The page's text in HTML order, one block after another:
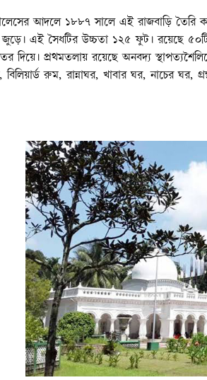
আদলে ১৮৮৭ সালে এই রাজবাড়ি তৈরি
এই সৈধটির উচ্চতা ১২৫ ফুট। রয়েছে
দিয়ে। প্রথমতলায় রয়েছে অনবদ্য
রুম, রান্নাঘর, খাবার ঘর, নাচের ঘর,